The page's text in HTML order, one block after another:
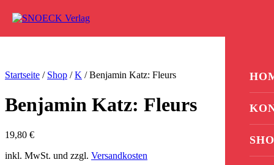
Startseite / Shop /K / Benjamin Katz: Fleurs
Benjamin Katz: Fleurs
19,80 €
inkl. MwSt. und zzgl. Versandkosten